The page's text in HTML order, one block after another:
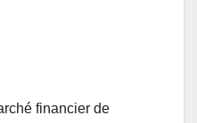
financier de